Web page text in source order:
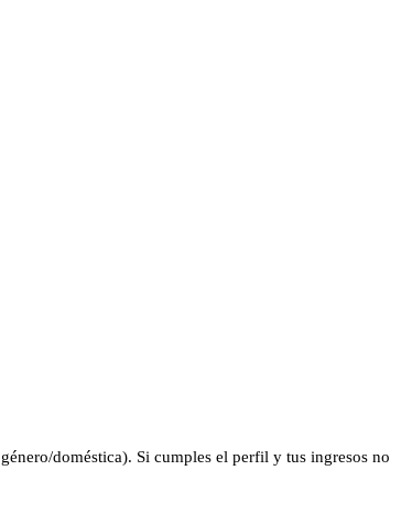
doméstica). Si cumples el perfil y tus ingresos no